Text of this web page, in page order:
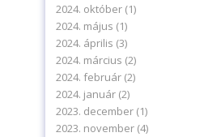
2024. október(1)
2024. május (1)
2024. április (3)
2024. március (2)
2024. február(2)
2024. január(2)
2023. december(1)
2023. november(4)